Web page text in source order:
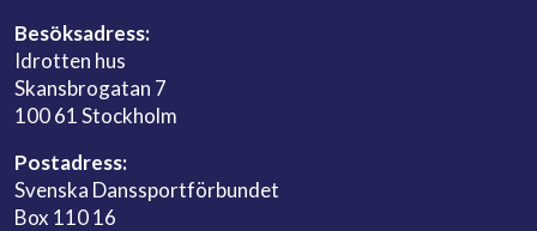
Besöksadress:
Idrotten hus
Skansbrogatan 7
100 61 Stockholm
Postadress:
Svenska Danssportförbundet
Box 110 16